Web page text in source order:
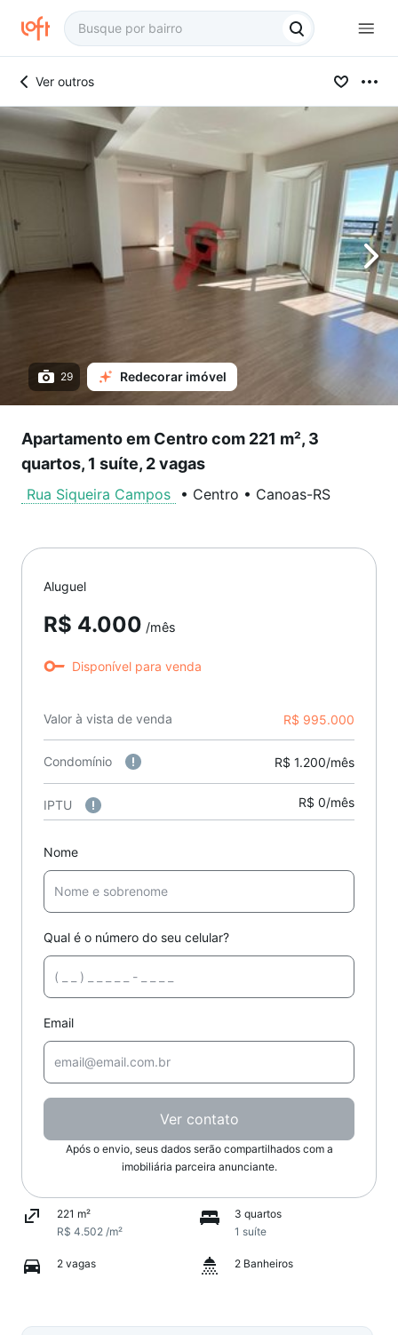
Ver outros
29 Redecorar imóvel
Apartamento em Centro com 221 m², 3
quartos, 1 suíte, 2 vagas
Rua Siqueira Campos • Centro • Canoas-RS
Aluguel
R$ 4.000 /mês
Disponível para venda
Valor à vista de venda R$ 995.000
Condomínio R$ 1.200/mês
IPTU R$ 0/mês
Nome
Qual é o número do seu celular?
Email
Ver contato
Após o envio, seus dados serão compartilhados com a
imobiliária parceira anunciante.
221 m²
R$ 4.502 /m²
3 quartos
1 suíte
2 vagas 2 Banheiros